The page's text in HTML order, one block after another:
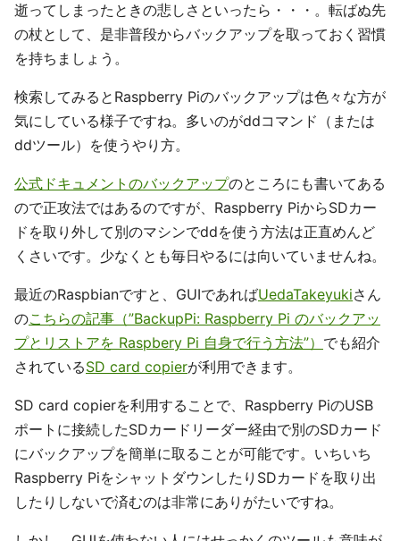
逝ってしまったときの悲しさといったら・・・。転ばぬ先
の杖として、是非普段からバックアップを取っておく習慣
を持ちましょう。
検索してみるとRaspberry Piのバックアップは色々な方が
気にしている様子ですね。多いのがddコマンド（または
ddツール）を使うやり方。
公式ドキュメントのバックアップのところにも書いてある
ので正攻法ではあるのですが、Raspberry PiからSDカー
ドを取り外して別のマシンでddを使う方法は正直めんど
くさいです。少なくとも毎日やるには向いていませんね。
最近のRaspbianですと、GUIであればUedaTakeyukiさん
のこちらの記事（”BackupPi: Raspberry Pi のバックアッ
プとリストアを Raspbery Pi 自身で行う方法”） でも紹介
されているSD card copierが利用できます。
SD card copierを利用することで、Raspberry PiのUSB
ポートに接続したSDカードリーダー経由で別のSDカード
にバックアップを簡単に取ることが可能です。いちいち
Raspberry PiをシャットダウンしたりSDカードを取り出
したりしないで済むのは非常にありがたいですね。